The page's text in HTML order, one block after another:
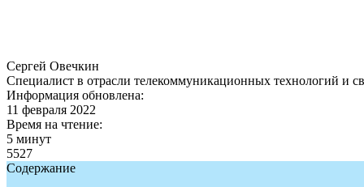
Сергей Овечкин
Специалист в отрасли телекоммуникационных технологий и
Информация обновлена:
11 февраля 2022
Время на чтение:
5 минут
5527
Содержание